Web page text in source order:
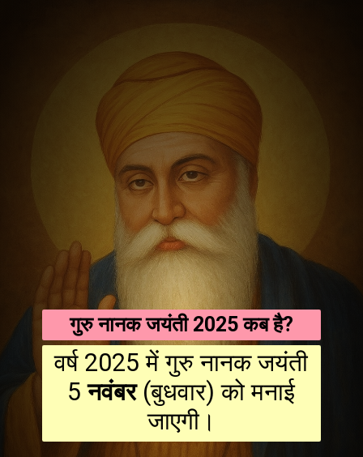
गुरु नानक जयंती 2025 कब है?
वर्ष 2025 में गुरु नानक जयंती
5 नवंबर(बुधवार) को मनाई
जाएगी।